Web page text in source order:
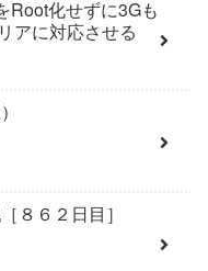
Root化せずに3Gも
アに対応させる
８６２日目］